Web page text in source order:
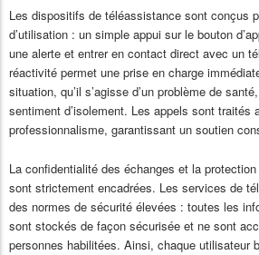
Les dispositifs de téléassistance sont conçus
d’utilisation : un simple appui sur le bouton
une alerte et entrer en contact direct avec un
réactivité permet une prise en charge
situation, qu’il s’agisse d’un problème de
sentiment d’isolement. Les appels sont traités
professionnalisme, garantissant un soutien
La confidentialité des échanges et la
sont strictement encadrées. Les services de
des normes de sécurité élevées : toutes les
sont stockés de façon sécurisée et ne sont
personnes habilitées. Ainsi, chaque utilisateur